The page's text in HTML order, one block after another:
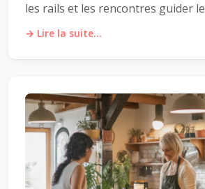
les rails et les rencontres guider le
→ Lire la suite...